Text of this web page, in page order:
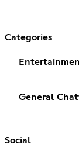
Categories
General
Social